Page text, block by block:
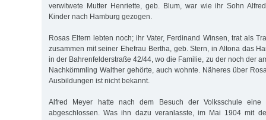
verwitwete Mutter Henriette, geb. Blum, war wie ihr Sohn
Kinder nach Hamburg gezogen.
Rosas Eltern lebten noch; ihr Vater, Ferdinand Winsen, trat als
zusammen mit seiner Ehefrau Bertha, geb. Stern, in Altona das
in der Bahrenfelderstraße 42/44, wo die Familie, zu der noch der
Nachkömmling Walther gehörte, auch wohnte. Näheres über
Ausbildungen ist nicht bekannt.
Alfred Meyer hatte nach dem Besuch der Volksschule eine
abgeschlossen. Was ihn dazu veranlasste, im Mai 1904 mit